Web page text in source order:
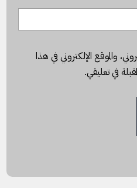
والموقع الإلكتروني في هذا
في تعليقي.